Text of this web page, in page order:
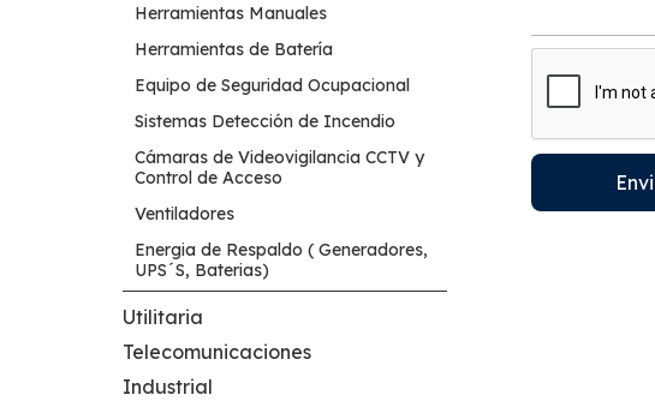
Herramientas Manuales
Herramientas de Batería
Equipo de Seguridad Ocupacional
Sistemas Detección de Incendio
Cámaras de Videovigilancia CCTV y
Control de Acceso
Ventiladores
Energia de Respaldo ( Generadores,
UPS´S, Baterias)
Utilitaria
Telecomunicaciones
Industrial